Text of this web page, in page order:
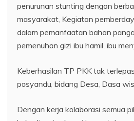
penurunan stunting dengan
masyarakat, Kegiatan
dalam pemanfaatan bahan
pemenuhan gizi ibu hamil, ibu
Keberhasilan TP PKK tak
posyandu, bidang Desa, Dasa
Dengan kerja kolaborasi semua